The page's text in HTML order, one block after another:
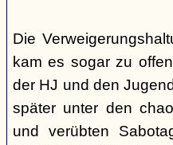
Die
kam es sogar zu
der HJ und den
später unter den
und verübten